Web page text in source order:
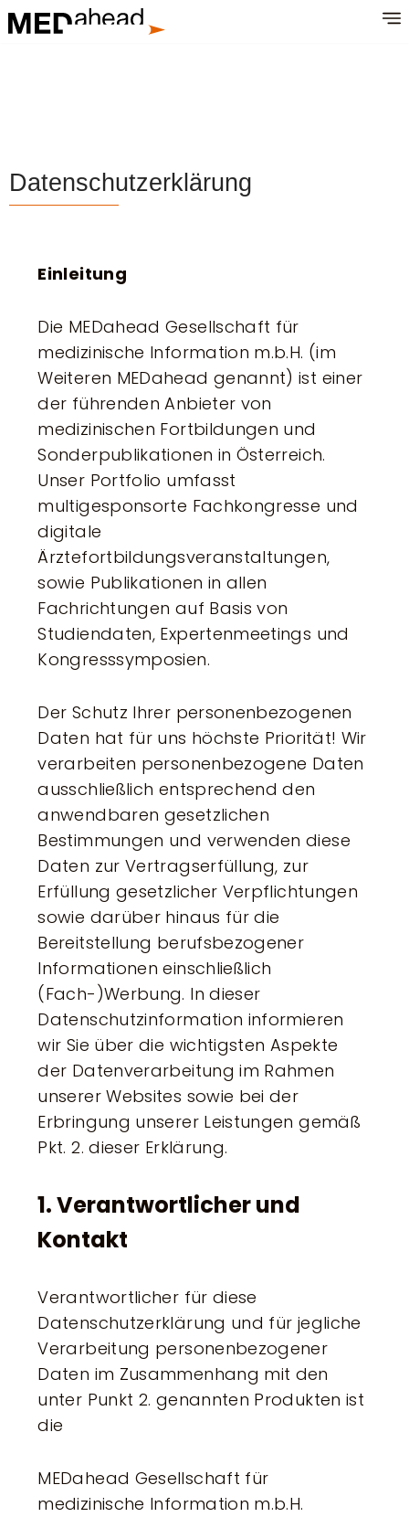
Datenschutzerklärung
Einleitung
Die MEDahead Gesellschaft für
medizinische Information m.b.H. (im
Weiteren MEDahead genannt) ist einer
der führenden Anbieter von
medizinischen Fortbildungen und
Sonderpublikationen in Österreich.
Unser Portfolio umfasst
multigesponsorte Fachkongresse und
digitale
Ärztefortbildungsveranstaltungen,
sowie Publikationen in allen
Fachrichtungen auf Basis von
Studiendaten, Expertenmeetings und
Kongresssymposien.
Der Schutz Ihrer personenbezogenen
Daten hat für uns höchste Priorität! Wir
verarbeiten personenbezogene Daten
ausschließlich entsprechend den
anwendbaren gesetzlichen
Bestimmungen und verwenden diese
Daten zur Vertragserfüllung, zur
Erfüllung gesetzlicher Verpflichtungen
sowie darüber hinaus für die
Bereitstellung berufsbezogener
Informationen einschließlich
(Fach-)Werbung. In dieser
Datenschutzinformation informieren
wir Sie über die wichtigsten Aspekte
der Datenverarbeitung im Rahmen
unserer Websites sowie bei der
Erbringung unserer Leistungen gemäß
Pkt. 2. dieser Erklärung.
1. Verantwortlicher und
Kontakt
Verantwortlicher für diese
Datenschutzerklärung und für jegliche
Verarbeitung personenbezogener
Daten im Zusammenhang mit den
unter Punkt 2. genannten Produkten ist
die
MEDahead Gesellschaft für
medizinische Information m.b.H.